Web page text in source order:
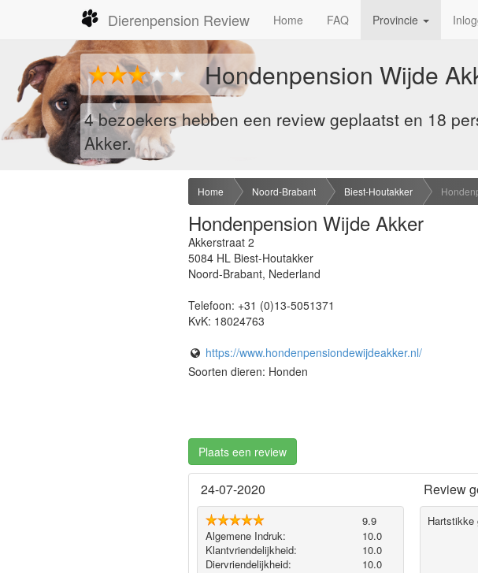
Dierenpension Review Home FAQ Provincie
Hondenpension Wijde
4 bezoekers hebben een review geplaatst en 18
Akker.
Home Noord-Brabant Biest-Houtakker
Hondenpension Wijde Akker
Akkerstraat 2
5084 HL Biest-Houtakker
Noord-Brabant, Nederland
Telefoon: +31 (0)13-5051371
KvK: 18024763
https://www.hondenpensiondewijdeakker.nl/
Soorten dieren: Honden
Plaats een review
24-07-2020
9.9
Algemene Indruk:
10.0
Klantvriendelijkheid:
10.0
Diervriendelijkheid:
10.0
Review
Hartstikke